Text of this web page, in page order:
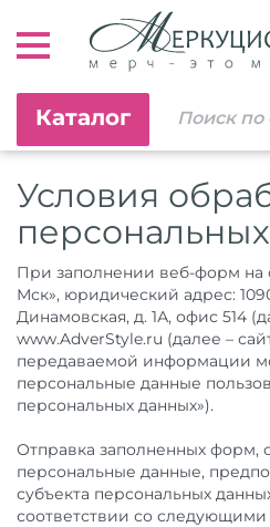
Каталог
Условия
При заполнении веб-форм
Мск», юридический адрес:
Динамовская, д. 1А, офис 514
www.AdverStyle.ru (далее –
передаваемой информации
персональные данные
персональных данных»).
Отправка заполненных форм,
персональные данные,
субъекта персональных
соответствии со